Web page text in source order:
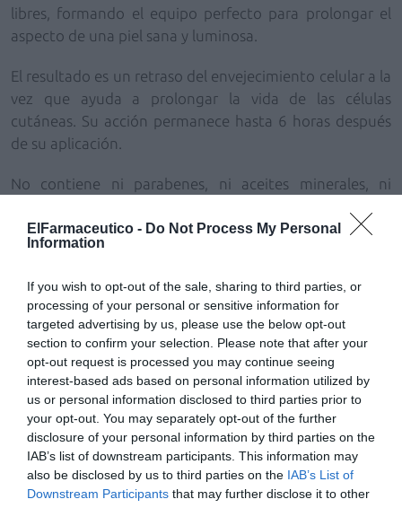
ElFarmaceutico - Do Not Process My Personal
Information
If you wish to opt-out of the sale, sharing to third parties, or
processing of your personal or sensitive information for
targeted advertising by us, please use the below opt-out
section to confirm your selection. Please note that after your
opt-out request is processed you may continue seeing
interest-based ads based on personal information utilized by
us or personal information disclosed to third parties prior to
your opt-out. You may separately opt-out of the further
disclosure of your personal information by third parties on the
IAB’s list of downstream participants. This information may
also be disclosed by us to third parties on the IAB’s List of
Downstream Participants that may further disclose it to other
libres , formando el equipo perfecto para prolongar el
aspecto de una piel sana y luminosa.
El resultado es un retraso del envejecimiento celular a la
vez que ayuda a prolongar la vida de las células
cutáneas. Su acción permanece hasta 6 horas después
de su aplicación.
No contiene ni parabenes, ni aceites minerales, ni
De venta en farmacia. Presentación: 50 mL. P.V.P.: 34,90
AñadirEl Farmacéuticocomo fuente preferida
de Google de forma gratuita
Mantente informado con las últimas noticias de actualidad.
ACTIVAR AHORA
Tags
VM Premium Cells crema pieles maduras